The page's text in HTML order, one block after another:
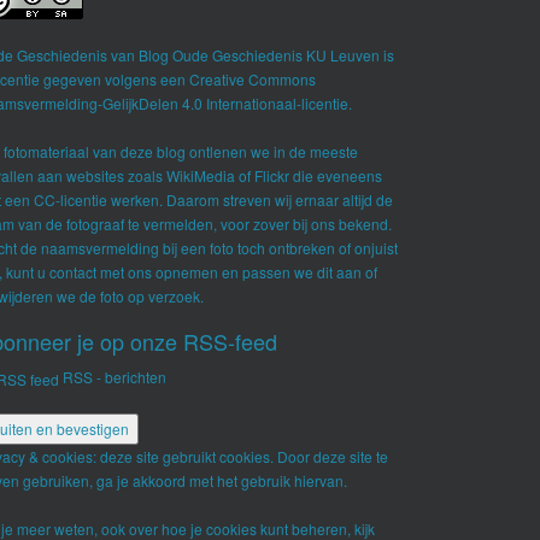
Geschiedenisvan Blog Oude Geschiedenis KU Leuven is
gegeven volgens een Creative Commons
GelijkDelen 4.0 Internationaal-licentie.
fotomateriaal van deze blog ontlenen we in de meeste
aan websites zoals WikiMedia of Flickr die eveneens
een CC-licentie werken. Daarom streven wij ernaar altijd de
van de fotograaf te vermelden, voor zover bij ons bekend.
de naamsvermelding bij een foto toch ontbreken of onjuist
kunt u contact met ons opnemen en passen we dit aan of
we de foto op verzoek.
je op onze RSS-feed
RSS - berichten
& cookies: deze site gebruikt cookies. Door deze site te
gebruiken, ga je akkoord met het gebruik hiervan.
meer weten, ook over hoe je cookies kunt beheren, kijk